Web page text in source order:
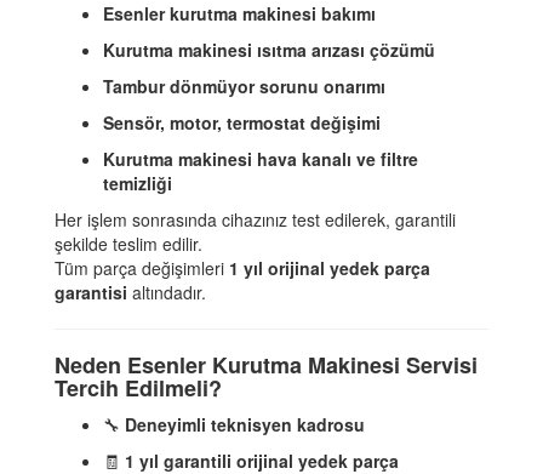
Esenler kurutma makinesi bakımı
Kurutma makinesi ısıtma arızası çözümü
Tambur dönmüyor sorunu onarımı
Sensör, motor, termostat değişimi
Kurutma makinesi hava kanalı ve filtre
temizliği
Her işlem sonrasında cihazınız test edilerek, garantili
şekilde teslim edilir.
Tüm parça değişimleri 1 yıl orijinal yedek parça
garantisi altındadır.
Neden Esenler Kurutma Makinesi Servisi
Tercih Edilmeli?
🔧 Deneyimli teknisyen kadrosu
🧾 1 yıl garantili orijinal yedek parça